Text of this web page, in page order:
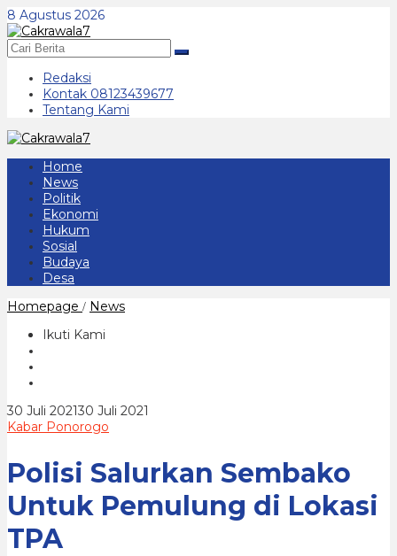
Lewati
ke
konten
8 Agustus 2026
Redaksi
Kontak 08123439677
Tentang Kami
Home
News
Politik
Ekonomi
Hukum
Sosial
Budaya
Desa
Homepage / NewsPolisi
TPA
Ikuti Kami
30 Juli 202130 Juli 2021
Kabar Ponorogo
Polisi Salurkan Sembako
Untuk Pemulung di Lokasi
TPA